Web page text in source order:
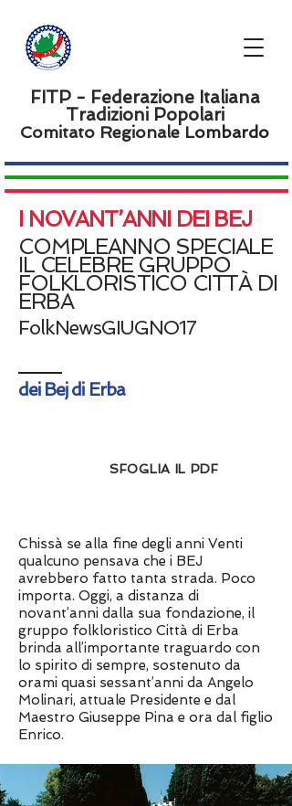
FITP - Federazione Italiana
Tradizioni Popolari
Comitato Regionale Lombardo
I NOVANT’ANNI DEI BEJ
COMPLEANNO SPECIALE
IL CELEBRE GRUPPO
FOLKLORISTICO CITTÀ DI
ERBA
FolkNewsGIUGNO17
dei Bej di Erba
SFOGLIA IL PDF
Chissà se alla fine degli anni Venti
qualcuno pensava che i BEJ
avrebbero fatto tanta strada. Poco
importa. Oggi, a distanza di
novant’anni dalla sua fondazione, il
gruppo folkloristico Città di Erba
brinda all’importante traguardo con
lo spirito di sempre, sostenuto da
orami quasi sessant’anni da Angelo
Molinari, attuale Presidente e dal
Maestro Giuseppe Pina e ora dal figlio
Enrico.